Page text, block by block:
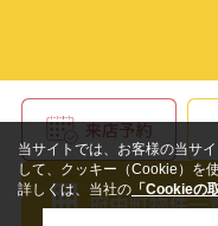
当サイトでは、お客様の当サ
して、クッキー（Cookie）を
詳しくは、当社の 「Cookieの